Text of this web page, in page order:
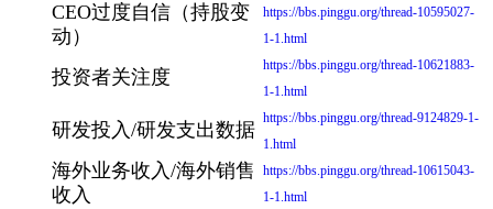
CEO过度自信（持股变
动）
https://bbs.pinggu.org/thread-10595027-
1-1.html
投资者关注度
https://bbs.pinggu.org/thread-10621883-
1-1.html
研发投入/研发支出数据
https://bbs.pinggu.org/thread-9124829-1-
1.html
海外业务收入/海外销售
收入
https://bbs.pinggu.org/thread-10615043-
1-1.html